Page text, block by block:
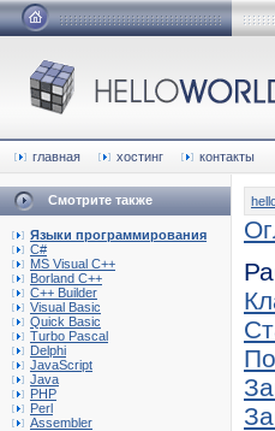
главная хостинг контакты
Смотрите также
Языки программирования
C#
MS Visual C++
Borland C++
C++ Builder
Visual Basic
Quick Basic
Turbo Pascal
Delphi
JavaScript
Java
PHP
Perl
Assembler